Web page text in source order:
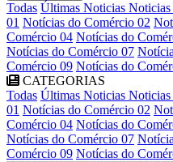
Todas Últimas Noticias Noticias
01 Notícias do Comércio 02
Comércio 04 Notícias do
Notícias do Comércio 07
Comércio 09 Notícias do
CATEGORIAS
Todas Últimas Noticias Noticias
01 Notícias do Comércio 02
Comércio 04 Notícias do
Notícias do Comércio 07
Comércio 09 Notícias do